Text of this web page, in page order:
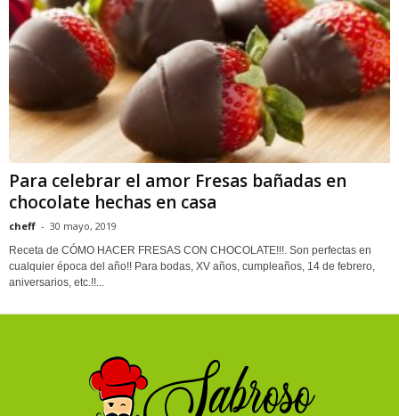
Para celebrar el amor Fresas bañadas en
chocolate hechas en casa
cheff - 30 mayo, 2019
Receta de CÓMO HACER FRESAS CON CHOCOLATE!!!. Son perfectas en
cualquier época del año!! Para bodas, XV años, cumpleaños, 14 de febrero,
aniversarios, etc.!!...